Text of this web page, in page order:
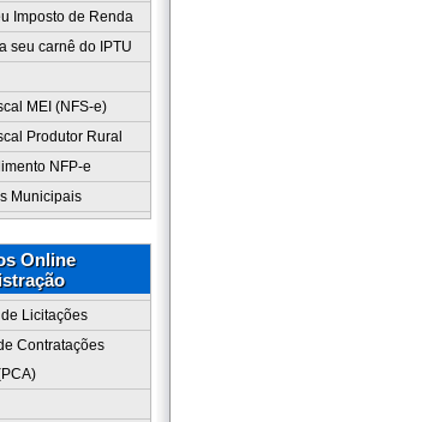
Imposto de Renda
seu carnê do IPTU
MEI (NFS-e)
Produtor Rural
NFP-e
Municipais
Online
Licitações
Contratações